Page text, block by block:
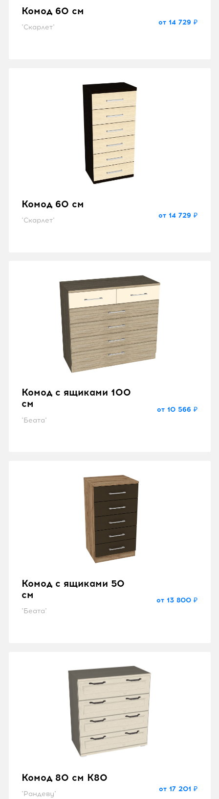
Комод 60 см
"Скарлет"
от 14 729 ₽
Комод 60 см
"Скарлет"
от 14 729 ₽
Комод с ящиками 100
см
"Беата"
от 10 566 ₽
Комод с ящиками 50
см
"Беата"
от 13 800 ₽
Комод 80 см K80
"Рандеву"
от 17 201 ₽